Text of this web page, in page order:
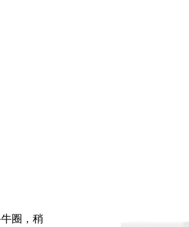
圈，稍